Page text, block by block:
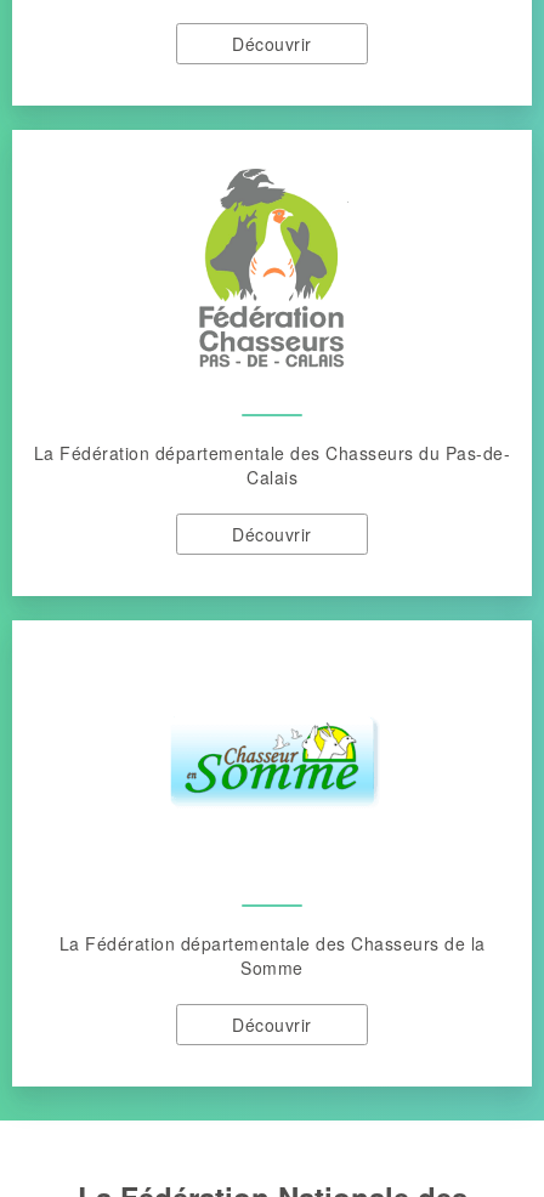
Découvrir
La Fédération départementale des Chasseurs du Pas-de-
Calais
Découvrir
La Fédération départementale des Chasseurs de la
Somme
Découvrir